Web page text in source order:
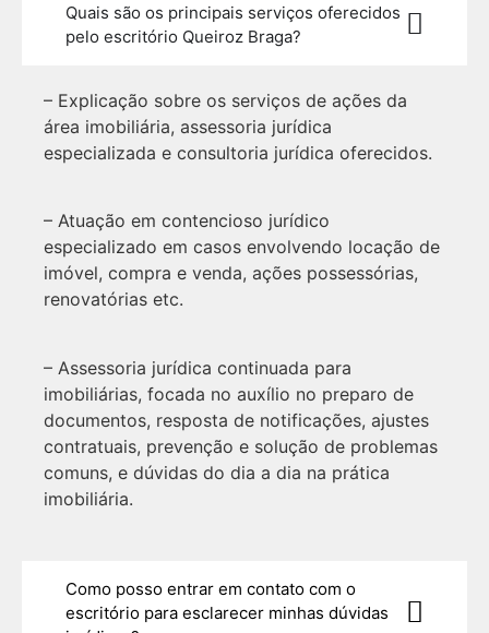
Quais são os principais serviços oferecidos
pelo escritório Queiroz Braga?
– Explicação sobre os serviços de ações da
área imobiliária, assessoria jurídica
especializada e consultoria jurídica oferecidos.
– Atuação em contencioso jurídico
especializado em casos envolvendo locação de
imóvel, compra e venda, ações possessórias,
renovatórias etc.
– Assessoria jurídica continuada para
imobiliárias, focada no auxílio no preparo de
documentos, resposta de notificações, ajustes
contratuais, prevenção e solução de problemas
comuns, e dúvidas do dia a dia na prática
imobiliária.
Como posso entrar em contato com o
escritório para esclarecer minhas dúvidas